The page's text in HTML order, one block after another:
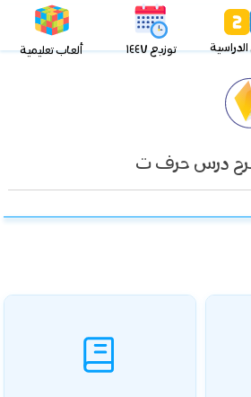
توزيع ١٤٤٧ ألعاب تعليمية
درس حرف ت